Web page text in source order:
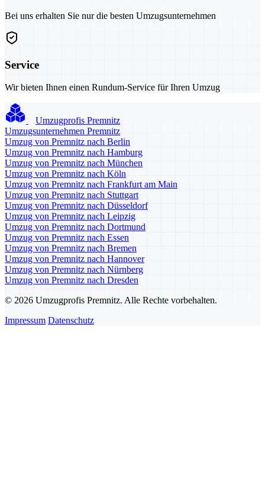
Bei uns erhalten Sie nur die besten Umzugsunternehmen
Service
Wir bieten Ihnen einen Rundum-Service für Ihren Umzug
Umzugprofis Premnitz
Umzugsunternehmen Premnitz
Umzug von Premnitz nach Berlin
Umzug von Premnitz nach Hamburg
Umzug von Premnitz nach München
Umzug von Premnitz nach Köln
Umzug von Premnitz nach Frankfurt am Main
Umzug von Premnitz nach Stuttgart
Umzug von Premnitz nach Düsseldorf
Umzug von Premnitz nach Leipzig
Umzug von Premnitz nach Dortmund
Umzug von Premnitz nach Essen
Umzug von Premnitz nach Bremen
Umzug von Premnitz nach Hannover
Umzug von Premnitz nach Nürnberg
Umzug von Premnitz nach Dresden
© 2026 Umzugprofis Premnitz. Alle Rechte vorbehalten.
Impressum Datenschutz